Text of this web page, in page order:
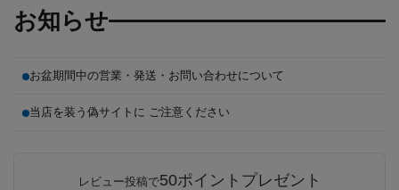
お知らせ
お盆期間中の営業・発送・お問い合わせについて
当店を装う偽サイトに ご注意ください
レビュー投稿で50ポイントプレゼント